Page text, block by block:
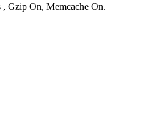
, Gzip On, Memcache On.